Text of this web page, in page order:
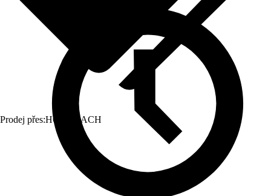
Prodej přes:HORNBACH